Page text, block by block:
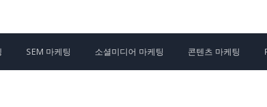
SEM 마케팅 소셜미디어 마케팅 콘텐츠 마케팅